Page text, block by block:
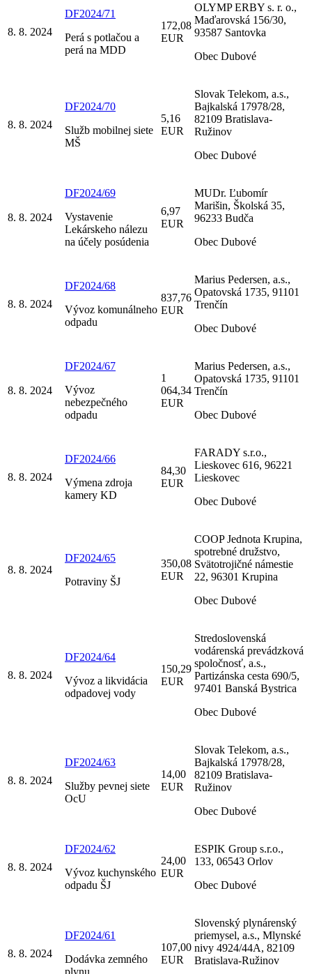
8. 8. 2024
DF2024/71
Perá s potlačou a
perá na MDD
172,08
EUR
OLYMP ERBY s. r. o.,
Maďarovská 156/30,
93587 Santovka
Obec Dubové
8. 8. 2024
DF2024/70
Služb mobilnej siete
MŠ
5,16
EUR
Slovak Telekom, a.s.,
Bajkalská 17978/28,
82109 Bratislava-
Ružinov
Obec Dubové
8. 8. 2024
DF2024/69
Vystavenie
Lekárskeho nálezu
na účely posúdenia
6,97
EUR
MUDr. Ľubomír
Marišin, Školská 35,
96233 Budča
Obec Dubové
8. 8. 2024
DF2024/68
Vývoz komunálneho
odpadu
837,76
EUR
Marius Pedersen, a.s.,
Opatovská 1735, 91101
Trenčín
Obec Dubové
8. 8. 2024
DF2024/67
Vývoz
nebezpečného
odpadu
1
064,34
EUR
Marius Pedersen, a.s.,
Opatovská 1735, 91101
Trenčín
Obec Dubové
8. 8. 2024
DF2024/66
Výmena zdroja
kamery KD
84,30
EUR
FARADY s.r.o.,
Lieskovec 616, 96221
Lieskovec
Obec Dubové
8. 8. 2024
DF2024/65
Potraviny ŠJ
350,08
EUR
COOP Jednota Krupina,
spotrebné družstvo,
Svätotrojičné námestie
22, 96301 Krupina
Obec Dubové
8. 8. 2024
DF2024/64
Vývoz a likvidácia
odpadovej vody
150,29
EUR
Stredoslovenská
vodárenská prevádzková
spoločnosť, a.s.,
Partizánska cesta 690/5,
97401 Banská Bystrica
Obec Dubové
8. 8. 2024
DF2024/63
Služby pevnej siete
OcU
14,00
EUR
Slovak Telekom, a.s.,
Bajkalská 17978/28,
82109 Bratislava-
Ružinov
Obec Dubové
8. 8. 2024
DF2024/62
Vývoz kuchynského
odpadu ŠJ
24,00
EUR
ESPIK Group s.r.o.,
133, 06543 Orlov
Obec Dubové
8. 8. 2024
DF2024/61
Dodávka zemného
plynu
107,00
EUR
Slovenský plynárenský
priemysel, a.s., Mlynské
nivy 4924/44A, 82109
Bratislava-Ružinov